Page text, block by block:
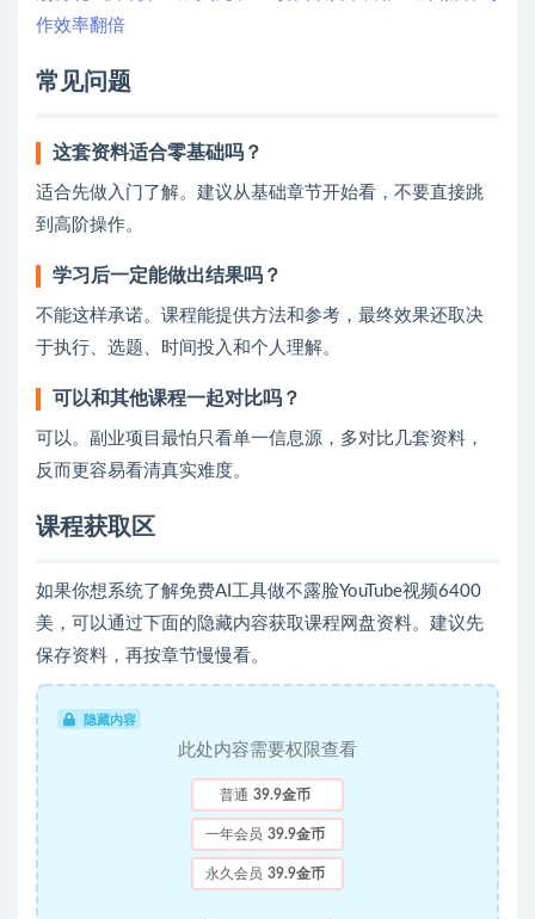
作效率翻倍
常见问题
这套资料适合零基础吗？
适合先做入门了解。建议从基础章节开始看，不要直接跳
到高阶操作。
学习后一定能做出结果吗？
不能这样承诺。课程能提供方法和参考，最终效果还取决
于执行、选题、时间投入和个人理解。
可以和其他课程一起对比吗？
可以。副业项目最怕只看单一信息源，多对比几套资料，
反而更容易看清真实难度。
课程获取区
如果你想系统了解免费AI工具做不露脸YouTube视频6400
美，可以通过下面的隐藏内容获取课程网盘资料。建议先
保存资料，再按章节慢慢看。
隐藏内容
此处内容需要权限查看
普通 39.9金币
一年会员 39.9金币
永久会员 39.9金币